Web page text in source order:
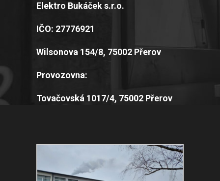
Elektro Bukáček s.r.o.
IČO: 27776921
Wilsonova 154/8, 75002 Přerov
Provozovna:
Tovačovská 1017/4, 75002 Přerov